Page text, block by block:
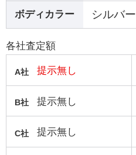
ボディカラー シルバー
各社査定額
A社 提示無し
B社 提示無し
C社 提示無し